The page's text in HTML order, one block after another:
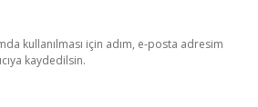
kullanılması için adım, e-posta adresim
kaydedilsin.